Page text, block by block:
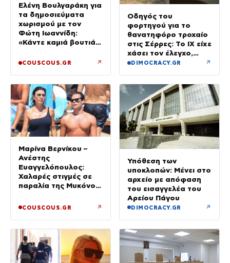
Ελένη Βουλγαράκη για
τα δημοσιεύματα
χωρισμού με τον
Φώτη Ιωαννίδη:
«Κάντε καμιά βουτιά
δροσιστείτε»
COUSCOUS.GR ↗
Οδηγός του
φορτηγού για το
θανατηφόρο τροχαίο
στις Σέρρες: Το ΙΧ είχε
χάσει τον έλεγχο,
έφυγε στο αντίθετο
DIMOCRACY.GR ↗
Μαρίνα Βερνίκου –
Ανέστης
Ευαγγελόπουλος:
Χαλαρές στιγμές σε
παραλία της Μυκόνου
COUSCOUS.GR ↗
Υπόθεση των
υποκλοπών: Μένει στο
αρχείο με απόφαση
του εισαγγελέα του
Αρείου Πάγου
DIMOCRACY.GR ↗